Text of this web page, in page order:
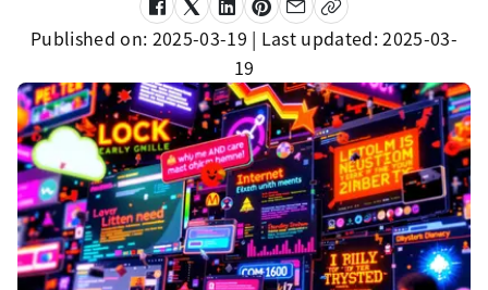
Published on: 2025-03-19 | Last updated:2025-03-
19